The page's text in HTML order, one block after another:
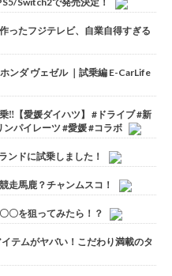
ったフジテレビ、自業自得すぎる
ンダ ヴェゼル ｜試乗編 E-CarLife
‼️【愛媛ダイハツ】 #ドライブ #新
パイレーツ #愛媛 #コラボ
ンドに試乗しました！
走馬鹿？チャンムスコ！
〇を狙ってみたら！？
テムがヤバい！こだわり満載のタ